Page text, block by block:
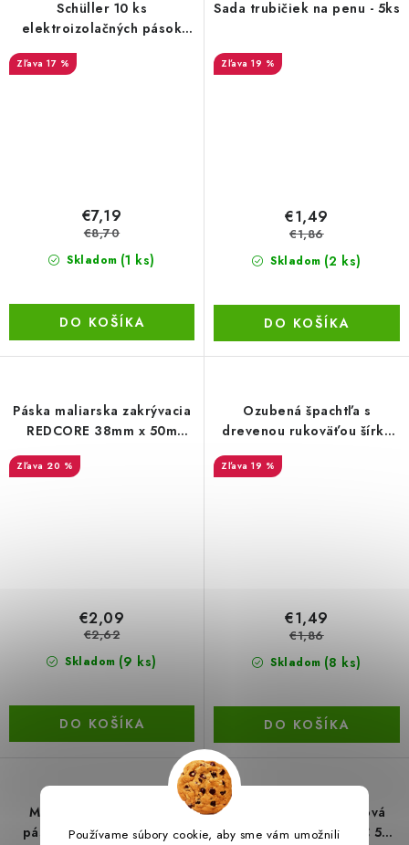
Používame súbory cookie, aby sme vám umožnili
Schüller 10 ks
elektroizolačných pások
VOLT, 10 farieb v balení, 15
mm x 10 m
17 %
Skladom (1 ks)
€7,19
€8,70
DO KOŠÍKA
Sada trubičiek na penu - 5ks
19 %
Skladom (2 ks)
€1,49
€1,86
DO KOŠÍKA
Páska maliarska zakrývacia
REDCORE 38mm x 50m
20 %
Skladom (9 ks)
€2,09
€2,62
DO KOŠÍKA
Ozubená špachtľa s
drevenou rukoväťou šírka
19 %
Skladom (8 ks)
€1,49
€1,86
DO KOŠÍKA
Mako Komfort lepiaca
páska zakrývacia hladký
Lepiaca Profi papierová
páska 4500 do 110 ° C 50